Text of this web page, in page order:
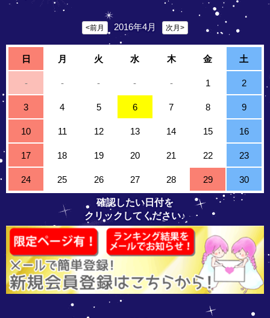
<前月 2016年4月 次月>
日 月 火 水 木 金 土
- - - - - 1 2
3 4 5 6 7 8 9
10 11 12 13 14 15 16
17 18 19 20 21 22 23
24 25 26 27 28 29 30
確認したい日付を
クリックしてください♪